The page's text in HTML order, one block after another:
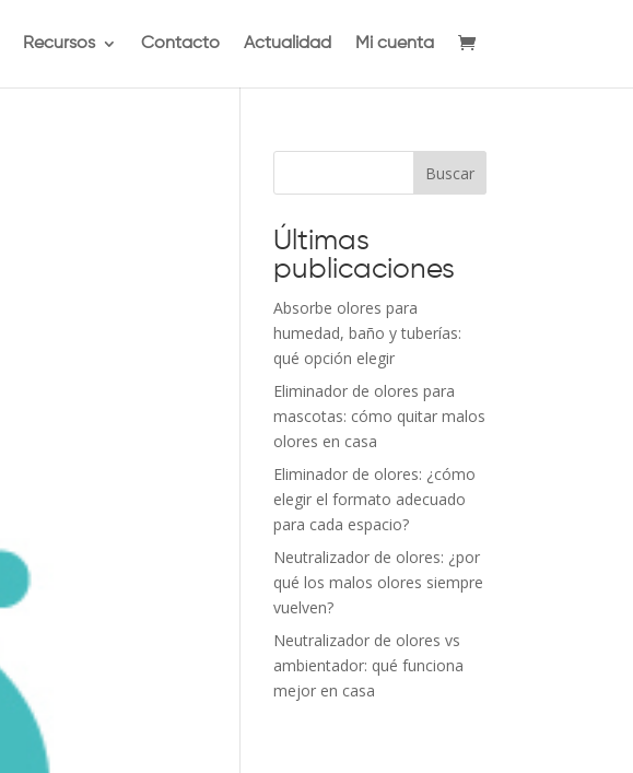
Recursos Contacto Actualidad Mi cuenta
Buscar
Últimas
publicaciones
Absorbe olores para
humedad, baño y tuberías:
qué opción elegir
Eliminador de olores para
mascotas: cómo quitar malos
olores en casa
Eliminador de olores: ¿cómo
elegir el formato adecuado
para cada espacio?
Neutralizador de olores: ¿por
qué los malos olores siempre
vuelven?
Neutralizador de olores vs
ambientador: qué funciona
mejor en casa